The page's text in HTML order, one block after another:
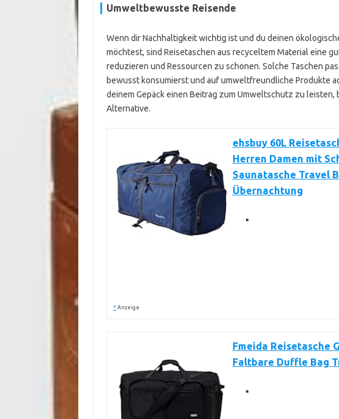
Umweltbewusste Reisende
Wenn dir Nachhaltigkeit wichtig ist und du deinen
möchtest, sind Reisetaschen aus recyceltem Material eine
reduzieren und Ressourcen zu schonen. Solche Taschen
bewusst konsumierst und auf umweltfreundliche Produkte
deinem Gepäck einen Beitrag zum Umweltschutz zu
Alternative.
ehsbuy 60L
Herren Damen mit
Saunatasche Travel
Übernachtung
* Anzeige
Fmeida Reisetasche
Faltbare Duffle Bag